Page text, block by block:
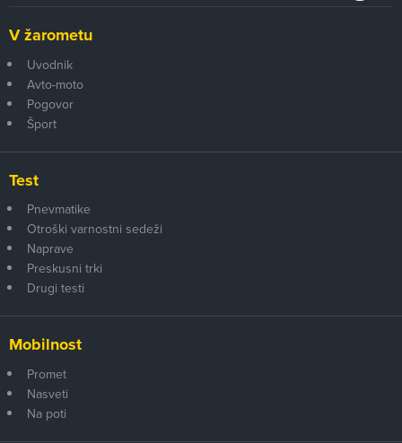
V žarometu
Uvodnik
Avto-moto
Pogovor
Šport
Test
Pnevmatike
Otroški varnostni sedeži
Naprave
Preskusni trki
Drugi testi
Mobilnost
Promet
Nasveti
Na poti